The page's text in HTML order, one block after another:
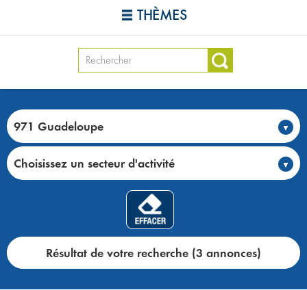
THÈMES
971 Guadeloupe
Choisissez un secteur d'activité
Résultat de votre recherche (3 annonces)